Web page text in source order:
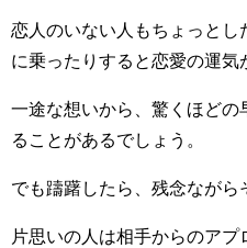
恋人のいない人もちょっとし
に乗ったりすると恋愛の運気
一途な想いから、驚くほどの
ることがあるでしょう。
でも躊躇したら、残念ながら
片思いの人は相手からのア